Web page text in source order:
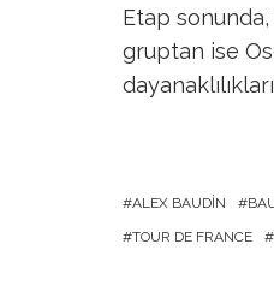
Etap
gruptan ise
ALEX BAUDIN
TOUR DE FRANCE